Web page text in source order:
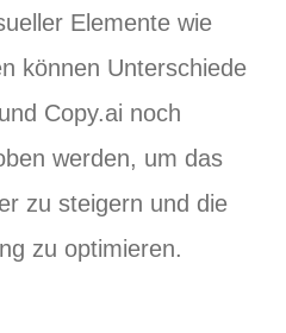
Elemente wie
können Unterschiede
Copy.ai noch
werden, um das
zu steigern und die
zu optimieren.